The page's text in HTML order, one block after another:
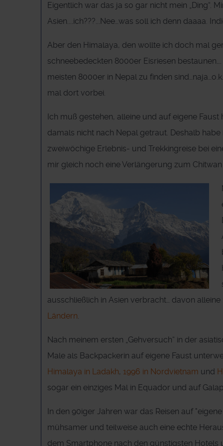
Eigentlich war das ja so gar nicht mein „Ding“.
Asien....ich???...Nee…was soll ich denn daaaa.
Aber den Himalaya, den wollte ich doch mal
schneebedeckten 8000er Eisriesen
meisten 8000er in Nepal zu finden
mal dort vorbei.
Ich muß gestehen, alleine und auf eigene Faust
damals nicht nach Nepal getraut. Deshalb habe
zweiwöchige Erlebnis- und Trekkingreise bei
mir gleich noch eine Verlängerung zum
ausschließlich in Asien verbracht… davon alleine
Ländern
Nach meinem ersten „Gehversuch“ in der
Male als Backpackerin auf eigene Faust
Himalaya in Ladakh, 1996 in Nordvietnam und
sogar ein einziges Mal in Equador und auf
In den 90iger Jahren war das Reisen auf
mühsamer und teilweise auch eine echte
dem Smartphone nach den günstigsten